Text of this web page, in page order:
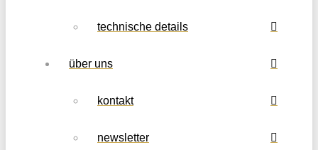
technische details
über uns
kontakt
newsletter